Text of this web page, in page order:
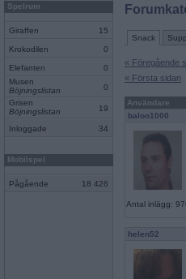
Spelrum
Giraffen 15
Krokodilen 0
Elefanten
0
Musen
Böjningslistan
0
Grisen
Böjningslistan
19
Inloggade 34
Mobilspel
Pågående 18 426
Snack
« Föregående
« Första sidan
Användare
baloo1000
Antal inlägg:
helen52